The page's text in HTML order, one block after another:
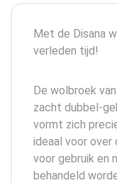
Met de Disana
verleden tijd!
De wolbroek
zacht dubbel-
vormt zich
ideaal voor over
voor gebruik en
behandeld